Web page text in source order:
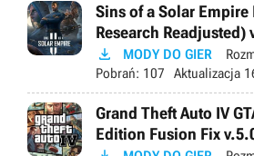
Sins of a Solar Empire
Research Readjusted)
 MODY DO GIER
Pobrań: 107 Aktualizacja
Grand Theft Auto IV
Edition Fusion Fix